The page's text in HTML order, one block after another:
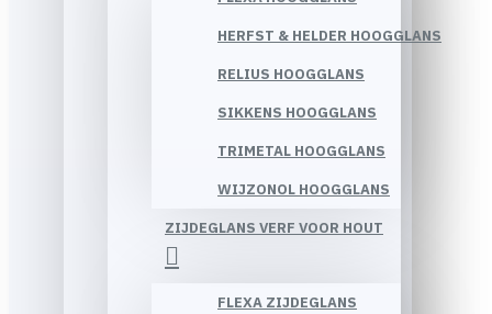
HERFST & HELDER HOOGGLANS
RELIUS HOOGGLANS
SIKKENS HOOGGLANS
TRIMETAL HOOGGLANS
WIJZONOL HOOGGLANS
ZIJDEGLANS VERF VOOR HOUT
FLEXA ZIJDEGLANS